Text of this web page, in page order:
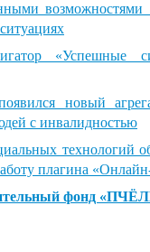
возможностями
«Успешные
новый
с инвалидностью
технологий
плагина
фонд